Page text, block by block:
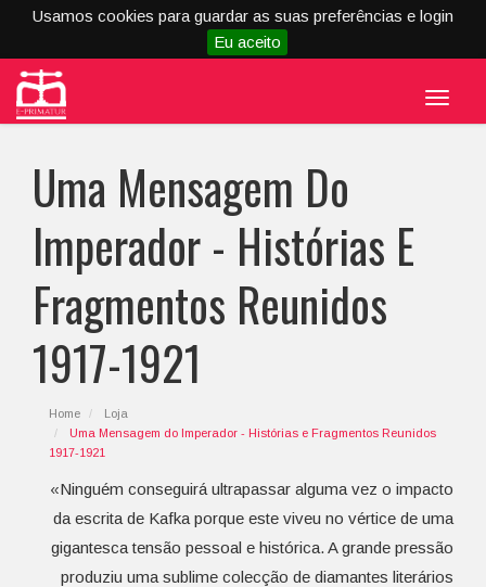
Usamos cookies para guardar as suas preferências e login
Eu aceito
Menu
Uma Mensagem Do
Imperador - Histórias E
Fragmentos Reunidos
1917-1921
Home
Loja
Uma Mensagem do Imperador - Histórias e Fragmentos Reunidos
1917-1921
«Ninguém conseguirá ultrapassar alguma vez o impacto
da escrita de Kafka porque este viveu no vértice de uma
gigantesca tensão pessoal e histórica. A grande pressão
produziu uma sublime colecção de diamantes literários